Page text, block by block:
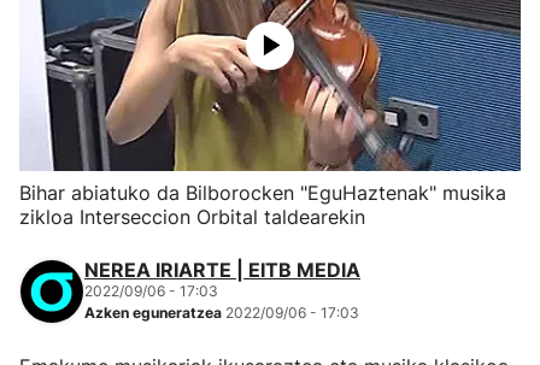
Bihar abiatuko da Bilborocken "EguHaztenak" musika
zikloa Interseccion Orbital taldearekin
NEREA IRIARTE | EITB MEDIA
2022/09/06 - 17:03
Azken eguneratzea 2022/09/06 - 17:03